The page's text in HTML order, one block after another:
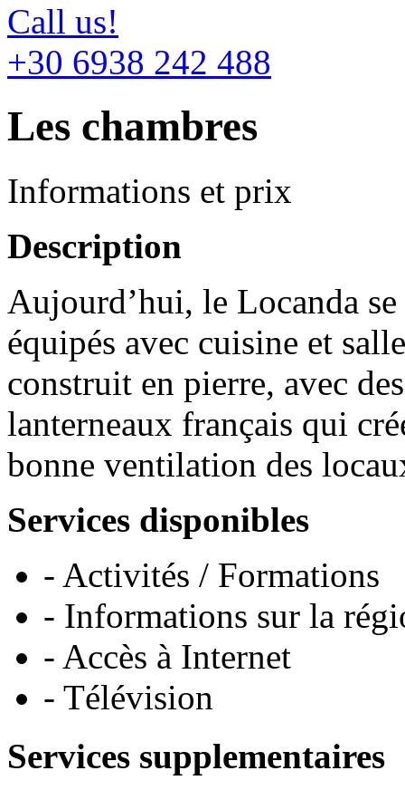
Call us!
+30 6938 242 488
Les chambres
Informations et prix
Description
Aujourd’hui, le Locanda
équipés avec cuisine et
construit en pierre, avec
lanterneaux français qui
bonne ventilation des
Services disponibles
- Activités / Formations
- Informations sur la
- Accès à Internet
- Télévision
Services supplementaires